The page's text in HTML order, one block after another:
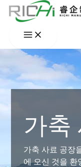
가축
가축 사료 공장
에 오신 것을 환